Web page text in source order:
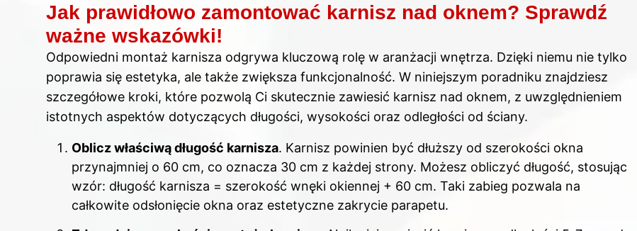
Jak prawidłowo zamontować karnisz nad oknem? Sprawdź
ważne wskazówki!
Odpowiedni montaż karnisza odgrywa kluczową rolę w aranżacji wnętrza. Dzięki niemu nie tylko
poprawia się estetyka, ale także zwiększa funkcjonalność. W niniejszym poradniku znajdziesz
szczegółowe kroki, które pozwolą Ci skutecznie zawiesić karnisz nad oknem, z uwzględnieniem
istotnych aspektów dotyczących długości, wysokości oraz odległości od ściany.
Oblicz właściwą długość karnisza. Karnisz powinien być dłuższy od szerokości okna
przynajmniej o 60 cm, co oznacza 30 cm z każdej strony. Możesz obliczyć długość, stosując
wzór: długość karnisza = szerokość wnęki okiennej + 60 cm. Taki zabieg pozwala na
całkowite odsłonięcie okna oraz estetyczne zakrycie parapetu.